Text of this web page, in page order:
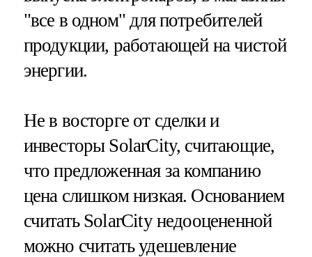
"все в одном" для потребителей
продукции, работающей на чистой
энергии.
Не в восторге от сделки и
инвесторы SolarCity, считающие,
что предложенная за компанию
цена слишком низкая. Основанием
считать SolarCity недооцененной
можно считать удешевление